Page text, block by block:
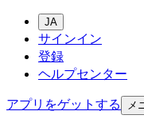
JA
サインイン
登録
ヘルプセンター
アプリをゲットする
メ